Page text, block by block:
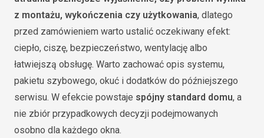
z montażu, wykończenia czy użytkowania, dlatego
przed zamówieniem warto ustalić oczekiwany efekt:
ciepło, ciszę, bezpieczeństwo, wentylację albo
łatwiejszą obsługę. Warto zachować opis systemu,
pakietu szybowego, okuć i dodatków do późniejszego
serwisu. W efekcie powstaje spójny standard domu, a
nie zbiór przypadkowych decyzji podejmowanych
osobno dla każdego okna.